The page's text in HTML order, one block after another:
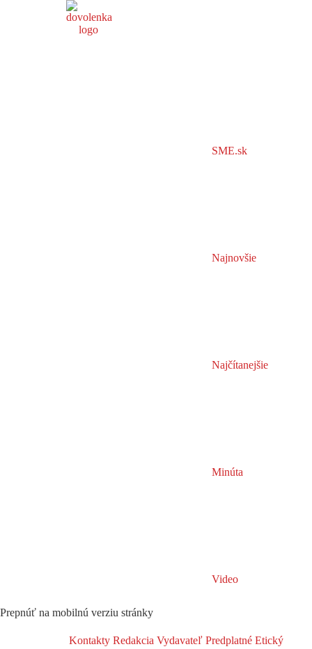
SME.sk
Najnovšie
Najčítanejšie
Minúta
Video
Prepnúť na mobilnú verziu stránky
Kontakty Redakcia Vydavateľ Predplatné Etický